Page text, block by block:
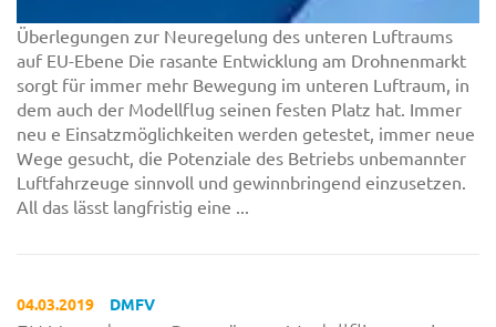
Überlegungen zur Neuregelung des unteren Luftraums
auf EU-Ebene Die rasante Entwicklung am Drohnenmarkt
sorgt für immer mehr Bewegung im unteren Luftraum, in
dem auch der Modellflug seinen festen Platz hat. Immer
neu e Einsatzmöglichkeiten werden getestet, immer neue
Wege gesucht, die Potenziale des Betriebs unbemannter
Luftfahrzeuge sinnvoll und gewinnbringend einzusetzen.
All das lässt langfristig eine ...
04.03.2019 DMFV